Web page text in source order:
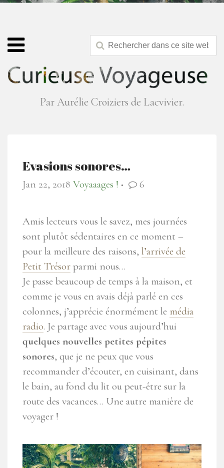
Par Aurélie Croiziers de Lacvivier.
Evasions sonores…
Jan 22, 2018 Voyaaages ! ● 6
Amis lecteurs vous le savez, mes journées
sont plutôt sédentaires en ce moment –
pour la meilleure des raisons, l’arrivée de
Petit Trésor parmi nous…
Je passe beaucoup de temps à la maison, et
comme je vous en avais déjà parlé en ces
colonnes, j’apprécie énormément le média
radio. Je partage avec vous aujourd’hui
quelques nouvelles petites pépites
sonores, que je ne peux que vous
recommander d’écouter, en cuisinant, dans
le bain, au fond du lit ou peut-être sur la
route des vacances… Une autre manière de
voyager !